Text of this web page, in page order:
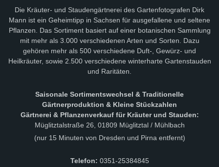
Die Kräuter- und Staudengärtnerei des Gartenfotografen Dirk
Mann ist ein Geheimtipp in Sachsen für ausgefallene und seltene
Pflanzen. Das Sortiment basiert auf einer botanischen Sammlung
mit mehr als 3.000 verschiedenen Arten und Sorten. Dazu
gehören mehr als 500 verschiedene Duft-, Gewürz- und
Heilkräuter, sowie 2.500 verschiedene winterharte Gartenstauden
und Raritäten.
Saisonale Sortimentswechsel & Traditionelle
Gärtnerproduktion & Kleine Stückzahlen
Gärtnerei & Pflanzenverkauf für Kräuter und Stauden:
Müglitztalstraße 26, 01809 Müglitztal / Mühlbach
(nur 15 Minuten von Dresden und Pirna entfernt)
Telefon: 0351-25384845